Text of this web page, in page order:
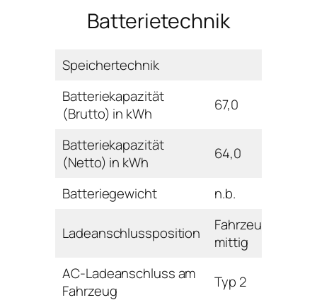
Batterietechnik
Speichertechnik
Batteriekapazität
(Brutto) in kWh
67,0
Batteriekapazität
(Netto) in kWh
64,0
Batteriegewicht n.b.
Ladeanschlussposition
Fahrzeugfront
mittig
AC-Ladeanschluss am
Fahrzeug
Typ 2